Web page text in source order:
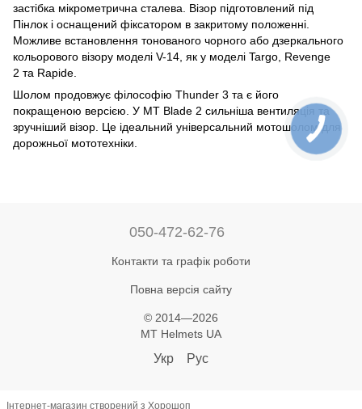
застібка мікрометрична сталева. Візор підготовлений під
Пінлок і оснащений фіксатором в закритому положенні.
Можливе встановлення тонованого чорного або дзеркального
кольорового візору моделі V-14, як у моделі Targo, Revenge
2 та Rapide.
Шолом продовжує філософію Thunder 3 та є його
покращеною версією. У MT Blade 2 сильніша вентиляція та
зручніший візор. Це ідеальний універсальний мотошолом для
дорожньої мототехніки.
050-472-62-76
Контакти та графік роботи
Повна версія сайту
© 2014—2026
MT Helmets UA
Укр Рус
Інтернет-магазин створений з Хорошоп